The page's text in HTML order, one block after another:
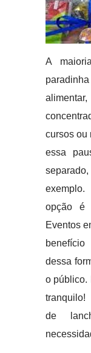
A
cursos ou
essa
opção é
Eventos
dessa
o público.
tranquilo!
de